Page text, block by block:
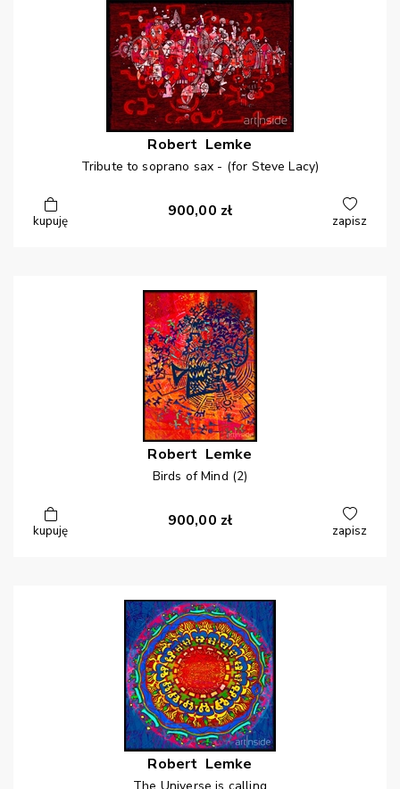
Robert Lemke
Tribute to soprano sax - (for Steve Lacy)
kupuję
900,00 zł
zapisz
Robert Lemke
Birds of Mind (2)
kupuję
900,00 zł
zapisz
Robert Lemke